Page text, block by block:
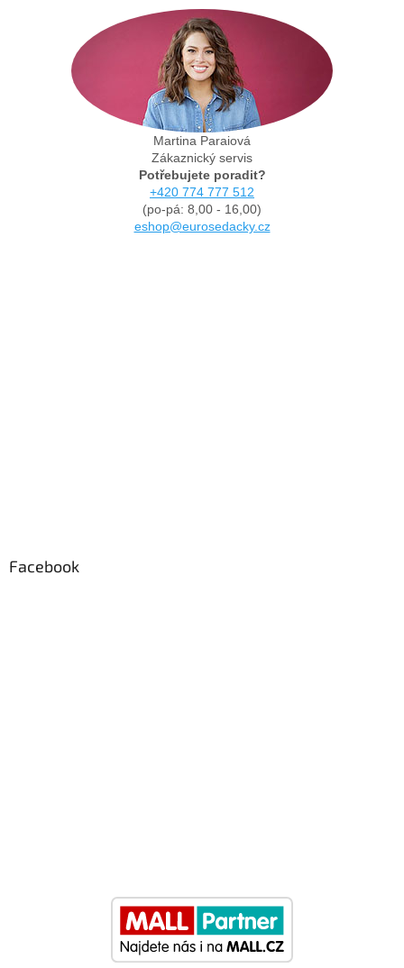
Martina Paraiová
Zákaznický servis
Potřebujete poradit?
+420 774 777 512
(po-pá: 8,00 - 16,00)
eshop@eurosedacky.cz
Facebook